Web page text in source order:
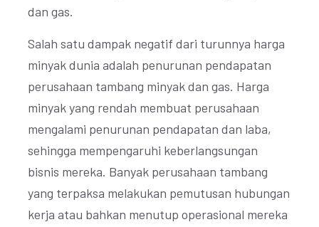
dan gas.
Salah satu dampak negatif dari turunnya harga
minyak dunia adalah penurunan pendapatan
perusahaan tambang minyak dan gas. Harga
minyak yang rendah membuat perusahaan
mengalami penurunan pendapatan dan laba,
sehingga mempengaruhi keberlangsungan
bisnis mereka. Banyak perusahaan tambang
yang terpaksa melakukan pemutusan hubungan
kerja atau bahkan menutup operasional mereka